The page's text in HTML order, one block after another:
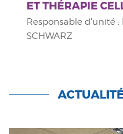
ET THÉRAPIE
Responsable d'unité
SCHWARZ